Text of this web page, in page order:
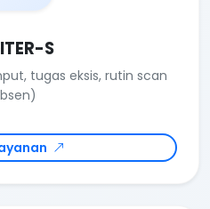
S
tugas eksis, rutin scan